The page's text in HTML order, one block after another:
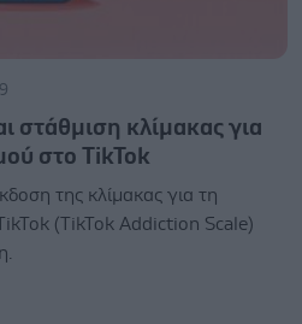
στάθμιση κλίμακας για
στο TikTok
της κλίμακας για τη
(TikTok Addiction Scale)